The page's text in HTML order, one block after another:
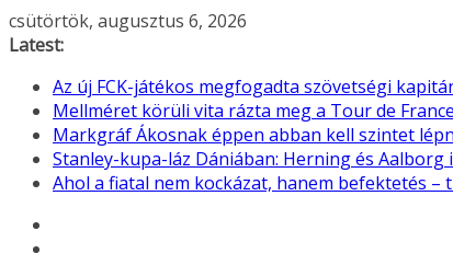
Skip
to
csütörtök, augusztus 6, 2026
Latest:
Az új FCK-játékos megfogadta szövetségi
Mellméret körüli vita rázta meg a Tour de
Markgráf Ákosnak éppen abban kell szintet
Stanley-kupa-láz Dániában: Herning és
Ahol a fiatal nem kockázat, hanem befektetés